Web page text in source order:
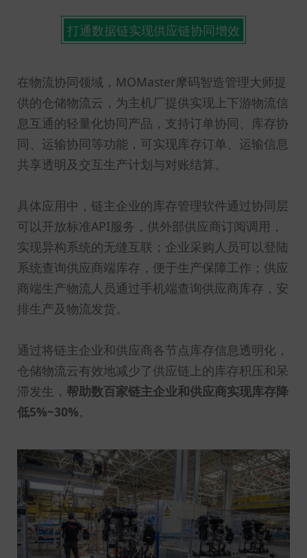
打通数据链实现供应链协同增效
在物流协同领域，MOMaster摩码智造管理大师提
供的仓储物流云，为主机厂提供实现上下游物流信
息互通的轻量化协同产品，支持订单协同、库存协
同、运输协同等功能，可实现库存订单、运输信息
共享透明及交互生产计划与对账结算。
具体应用中，链主企业的库存管理软件通过协同层
可以开放标准API服务，供外部供应商订阅调用，
实现异构系统的无缝互联；企业采购人员可以登陆
系统查询供应商端库存，便于生产保障工作；供应
商端生产物流人员通过手机端查询供应商库存，安
排生产及物流发货。
通过将链主企业和供应商各节点库存信息透明化，
仓储物流云有效地减少了供应链上的库存积压和呆
滞发生， 帮助数百家链主企业和供应商实现库存降
低5%~30%。